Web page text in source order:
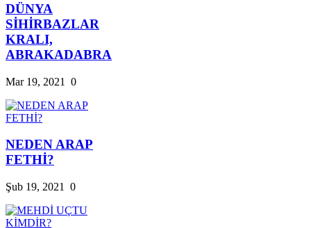
DÜNYA
SİHİRBAZLAR
KRALI,
ABRAKADABRA
Mar 19, 2021 0
NEDEN ARAP
FETHİ?
Şub 19, 2021 0